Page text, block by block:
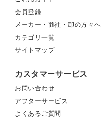
会員登録
メーカー・商社・卸の方々へ
カテゴリ一覧
サイトマップ
カスタマーサービス
お問い合わせ
アフターサービス
よくあるご質問